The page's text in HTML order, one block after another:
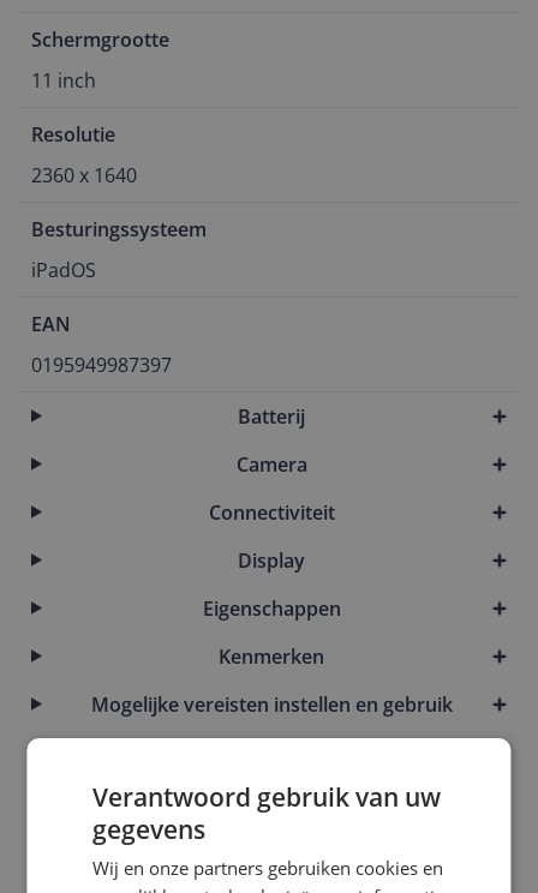
Schermgrootte
11 inch
Resolutie
2360 x 1640
Besturingssysteem
iPadOS
EAN
0195949987397
Batterij
Camera
Connectiviteit
Display
Eigenschappen
Kenmerken
Mogelijke vereisten instellen en gebruik
Overige kenmerken
Verantwoord gebruik van uw
gegevens
Wij en onze partners gebruiken cookies en